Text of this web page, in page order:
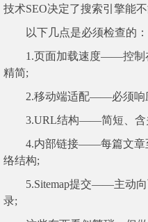
技术SEO决定了搜索引擎能
以下几点是必须检查的：
1.页面加载速度——控制在
精简;
2.移动端适配——必须响应
3.URL结构——简短、含
4.内部链接——每篇文章至
络结构;
5.Sitemap提交——主动向
录;